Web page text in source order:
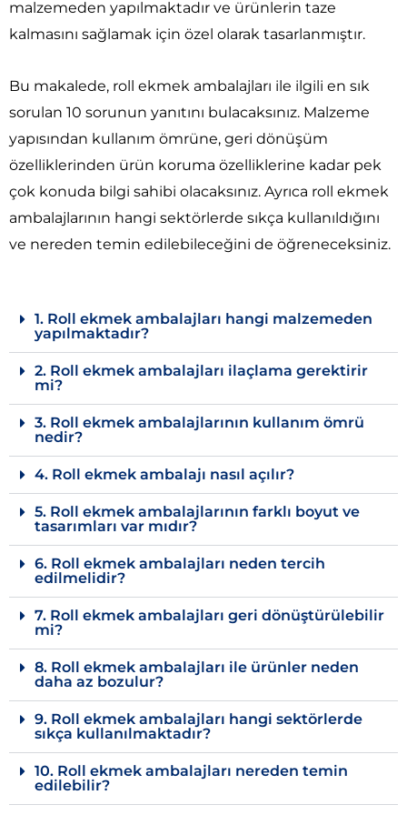
malzemeden yapılmaktadır ve ürünlerin taze
kalmasını sağlamak için özel olarak tasarlanmıştır.
Bu makalede, roll ekmek ambalajları ile ilgili en sık
sorulan 10 sorunun yanıtını bulacaksınız. Malzeme
yapısından kullanım ömrüne, geri dönüşüm
özelliklerinden ürün koruma özelliklerine kadar pek
çok konuda bilgi sahibi olacaksınız. Ayrıca roll ekmek
ambalajlarının hangi sektörlerde sıkça kullanıldığını
ve nereden temin edilebileceğini de öğreneceksiniz.
1. Roll ekmek ambalajları hangi malzemeden
yapılmaktadır?
2. Roll ekmek ambalajları ilaçlama gerektirir
mi?
3. Roll ekmek ambalajlarının kullanım ömrü
nedir?
4. Roll ekmek ambalajı nasıl açılır?
5. Roll ekmek ambalajlarının farklı boyut ve
tasarımları var mıdır?
6. Roll ekmek ambalajları neden tercih
edilmelidir?
7. Roll ekmek ambalajları geri dönüştürülebilir
mi?
8. Roll ekmek ambalajları ile ürünler neden
daha az bozulur?
9. Roll ekmek ambalajları hangi sektörlerde
sıkça kullanılmaktadır?
10. Roll ekmek ambalajları nereden temin
edilebilir?